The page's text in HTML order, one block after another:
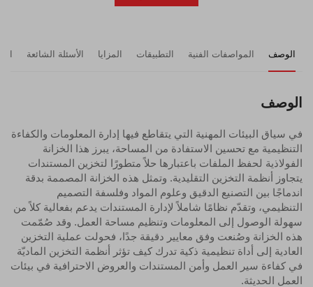
الوصف المواصفات الفنية التطبيقات المزايا الأسئلة الشائعة
الوصف
في سياق البيئات المهنية التي يتقاطع فيها إدارة المعلومات والكفاءة
التنظيمية مع تحسين الاستفادة من المساحة، يبرز هذا الخزانة
الفولاذية لحفظ الملفات باعتبارها حلاً متطورًا لتخزين المستندات
يتجاوز أنظمة التخزين التقليدية. وتمثل هذه الخزانة المصممة بدقة
اندماجًا بين التصنيع الدقيق وعلوم المواد وفلسفة التصميم
التنظيمي، وتقدّم نظامًا شاملاً لإدارة المستندات يدعم بفعالية كلاً من
سهولة الوصول إلى المعلومات وتنظيم مساحة العمل. وقد صُمّمت
هذه الخزانة وصُنعت وفق معايير دقيقة جدًا، فحولت عملية التخزين
العادية إلى أداة تنظيمية ذكية تدرك كيف تؤثر أنظمة التخزين الماديّة
في كفاءة سير العمل وأمن المستندات والعروض الاحترافية في بيئات
العمل الحديثة.